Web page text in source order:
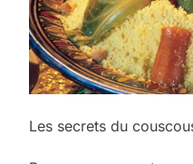
Les secrets du